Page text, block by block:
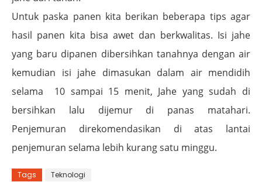
Untuk paska panen kita berikan beberapa tips agar
hasil panen kita bisa awet dan berkwalitas. Isi jahe
yang baru dipanen dibersihkan tanahnya dengan air
kemudian isi jahe dimasukan dalam air mendidih
selama
10 sampai 15 menit, Jahe yang sudah di
bersihkan lalu dijemur di panas matahari.
Penjemuran direkomendasikan di atas lantai
penjemuran selama lebih kurang satu minggu.
Tags Teknologi